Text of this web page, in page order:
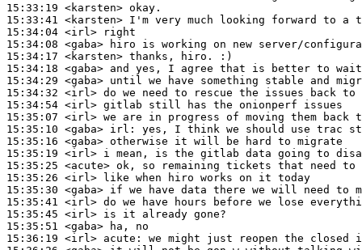
15:33:19 <karsten>
15:33:41 <karsten>
15:34:04 <irl>
15:34:08 <gaba>
15:34:17 <karsten>
15:34:18 <gaba>
15:34:29 <gaba>
15:34:32 <irl>
15:34:54 <irl>
15:35:07 <irl>
15:35:10 <gaba> irl:
15:35:16 <gaba>
15:35:19 <irl>
15:35:25 <acute>
15:35:26 <irl>
15:35:30 <gaba>
15:35:41 <irl>
15:35:45 <irl>
15:35:51 <gaba>
15:36:19 <irl> acute: